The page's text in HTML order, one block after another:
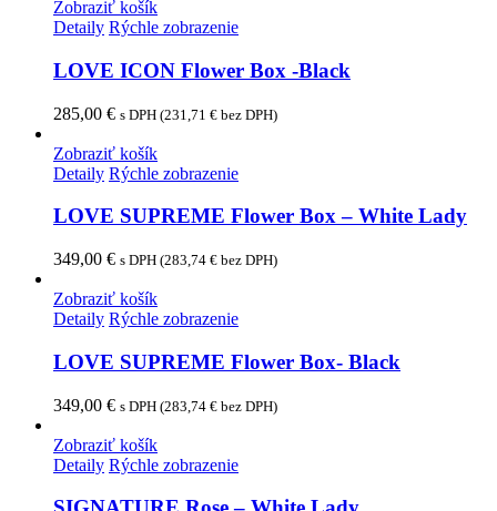
Zobraziť košík
Detaily Rýchle zobrazenie
LOVE ICON Flower Box -Black
285,00 € s DPH (231,71 € bez DPH)
Zobraziť košík
Detaily Rýchle zobrazenie
LOVE SUPREME Flower Box – White Lady
349,00 € s DPH (283,74 € bez DPH)
Zobraziť košík
Detaily Rýchle zobrazenie
LOVE SUPREME Flower Box- Black
349,00 € s DPH (283,74 € bez DPH)
Zobraziť košík
Detaily Rýchle zobrazenie